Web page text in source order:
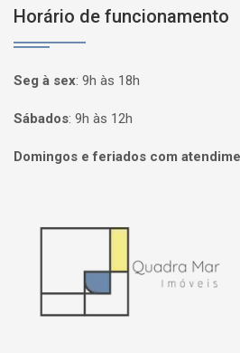
Horário de funcionamento
Seg à sex: 9h às 18h
Sábados: 9h às 12h
Domingos e feriados com